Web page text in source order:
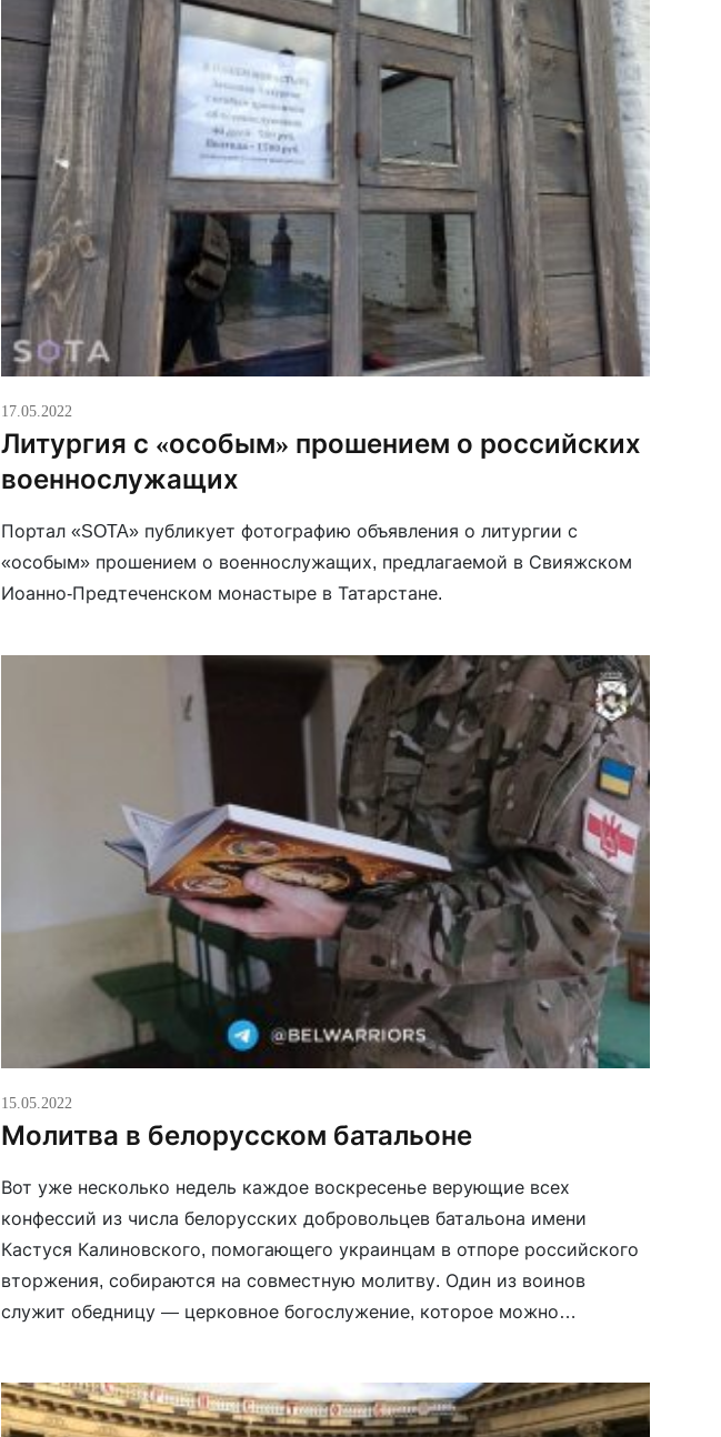
17.05.2022
Литургия с «особым» прошением о российских
военнослужащих
Портал «SOTA» публикует фотографию объявления о литургии с
«особым» прошением о военнослужащих, предлагаемой в Свияжском
Иоанно-Предтеченском монастыре в Татарстане.
15.05.2022
Молитва в белорусском батальоне
Вот уже несколько недель каждое воскресенье верующие всех
конфессий из числа белорусских добровольцев батальона имени
Кастуся Калиновского, помогающего украинцам в отпоре российского
вторжения, собираются на совместную молитву. Один из воинов
служит обедницу — церковное богослужение, которое можно